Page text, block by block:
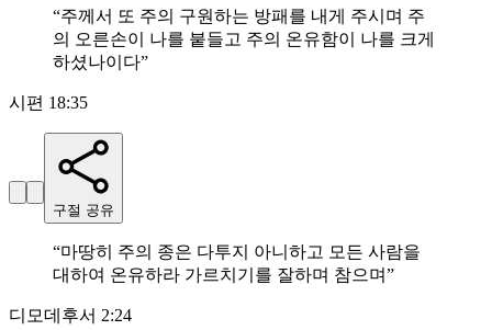
“주께서 또 주의 구원하는 방패를 내게 주시며 주
의 오른손이 나를 붙들고 주의 온유함이 나를 크게
하셨나이다”
시편 18:35
구절 공유
“마땅히 주의 종은 다투지 아니하고 모든 사람을
대하여 온유하라 가르치기를 잘하며 참으며”
디모데후서 2:24